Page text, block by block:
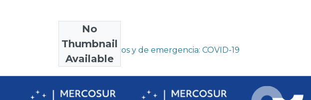
No
Thumbnail
Available
Collections
Contextos críticos y de emergencia: COVID-19